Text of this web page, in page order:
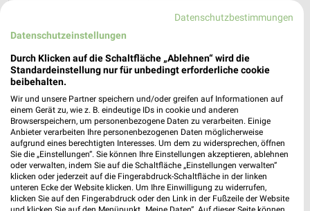
Gültig bis Mi. 12.08.
Datenschutzbestimmungen
Datenschutzeinstellungen
Durch Klicken auf die Schaltfläche „Ablehnen“ wird die
Standardeinstellung nur für unbedingt erforderliche cookie
beibehalten.
Wir und unsere Partner speichern und/oder greifen auf Informationen auf
einem Gerät zu, wie z. B. eindeutige IDs in cookie und anderen
Browserspeichern, um personenbezogene Daten zu verarbeiten. Einige
Anbieter verarbeiten Ihre personenbezogenen Daten möglicherweise
aufgrund eines berechtigten Interesses. Um dem zu widersprechen, öffnen
Sie die „Einstellungen“. Sie können Ihre Einstellungen akzeptieren, ablehnen
oder verwalten, indem Sie auf die Schaltfläche „Einstellungen verwalten“
klicken oder jederzeit auf die Fingerabdruck-Schaltfläche in der linken
unteren Ecke der Website klicken. Um Ihre Einwilligung zu widerrufen,
klicken Sie auf den Fingerabdruck oder den Link in der Fußzeile der Website